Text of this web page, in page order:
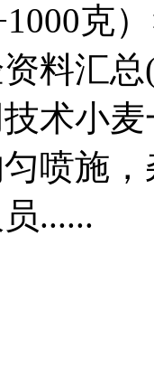
克
料汇
术小
喷施
......